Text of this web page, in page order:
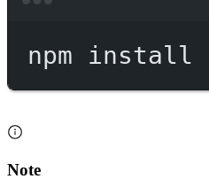
npm install
Note